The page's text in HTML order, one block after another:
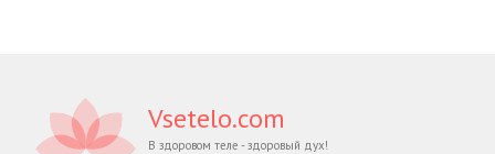
Vsetelo.com
В здоровом теле - здоровый дух!